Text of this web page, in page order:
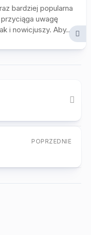
bardziej popularna
uwagę
i nowicjuszy. Aby...
POPRZEDNIE